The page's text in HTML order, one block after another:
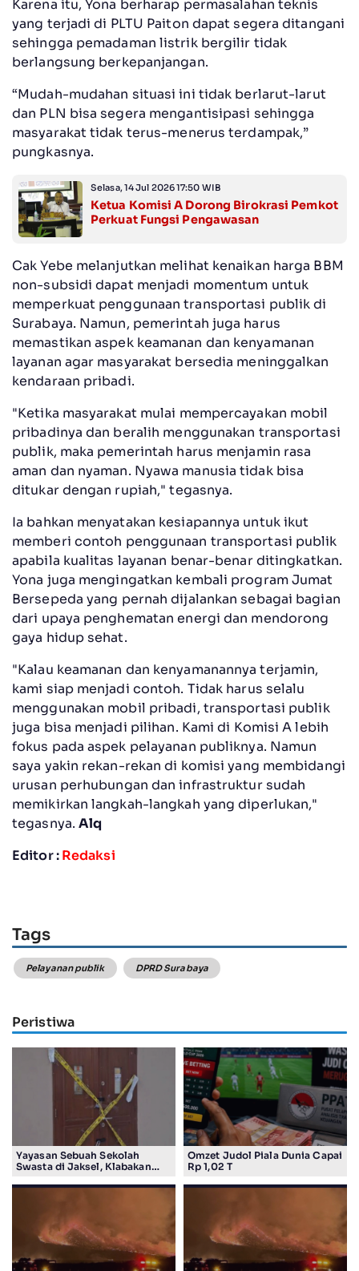
Karena itu, Yona berharap permasalahan teknis
yang terjadi di PLTU Paiton dapat segera ditangani
sehingga pemadaman listrik bergilir tidak
berlangsung berkepanjangan.
“Mudah-mudahan situasi ini tidak berlarut-larut
dan PLN bisa segera mengantisipasi sehingga
masyarakat tidak terus-menerus terdampak,”
pungkasnya.
Selasa, 14 Jul 2026 17:50 WIB
Ketua Komisi A Dorong Birokrasi Pemkot
Perkuat Fungsi Pengawasan
Cak Yebe melanjutkan melihat kenaikan harga BBM
non-subsidi dapat menjadi momentum untuk
memperkuat penggunaan transportasi publik di
Surabaya. Namun, pemerintah juga harus
memastikan aspek keamanan dan kenyamanan
layanan agar masyarakat bersedia meninggalkan
kendaraan pribadi.
"Ketika masyarakat mulai mempercayakan mobil
pribadinya dan beralih menggunakan transportasi
publik, maka pemerintah harus menjamin rasa
aman dan nyaman. Nyawa manusia tidak bisa
ditukar dengan rupiah," tegasnya.
Ia bahkan menyatakan kesiapannya untuk ikut
memberi contoh penggunaan transportasi publik
apabila kualitas layanan benar-benar ditingkatkan.
Yona juga mengingatkan kembali program Jumat
Bersepeda yang pernah dijalankan sebagai bagian
dari upaya penghematan energi dan mendorong
gaya hidup sehat.
"Kalau keamanan dan kenyamanannya terjamin,
kami siap menjadi contoh. Tidak harus selalu
menggunakan mobil pribadi, transportasi publik
juga bisa menjadi pilihan. Kami di Komisi A lebih
fokus pada aspek pelayanan publiknya. Namun
saya yakin rekan-rekan di komisi yang membidangi
urusan perhubungan dan infrastruktur sudah
memikirkan langkah-langkah yang diperlukan,"
tegasnya. Alq
Editor :Redaksi
Tags
Pelayanan publik DPRD Surabaya
Peristiwa
Yayasan Sebuah Sekolah
Swasta di Jaksel, Klabakan
Omzet Judol Piala Dunia Capai
Rp 1,02 T